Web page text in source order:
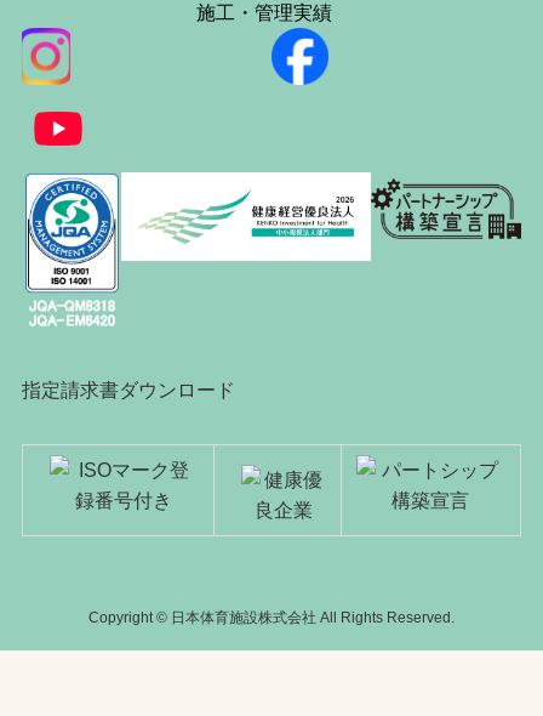
施工・管理実績
指定請求書ダウンロード
Copyright © 日本体育施設株式会社 All Rights Reserved.